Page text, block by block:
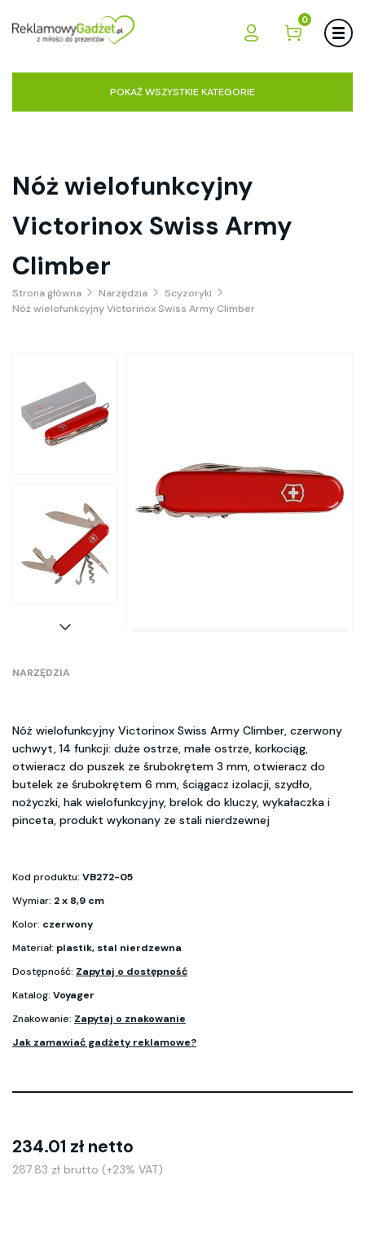
0
POKAŻ WSZYSTKIE KATEGORIE
Nóż wielofunkcyjny
Victorinox Swiss Army
Climber
Strona główna Narzędzia
Scyzoryki
Nóż wielofunkcyjny Victorinox Swiss Army Climber
NARZĘDZIA
Nóż wielofunkcyjny Victorinox Swiss Army Climber, czerwony
uchwyt, 14 funkcji: duże ostrze, małe ostrze, korkociąg,
otwieracz do puszek ze śrubokrętem 3 mm, otwieracz do
butelek ze śrubokrętem 6 mm, ściągacz izolacji, szydło,
nożyczki, hak wielofunkcyjny, brelok do kluczy, wykałaczka i
pinceta, produkt wykonany ze stali nierdzewnej
Kod produktu: VB272-05
Wymiar: 2 x 8,9 cm
Kolor: czerwony
Materiał: plastik, stal nierdzewna
Dostępność: Zapytaj o dostępność
Katalog: Voyager
Znakowanie: Zapytaj o znakowanie
Jak zamawiać gadżety reklamowe?
234.01 zł netto
287.83 zł brutto (+23% VAT)